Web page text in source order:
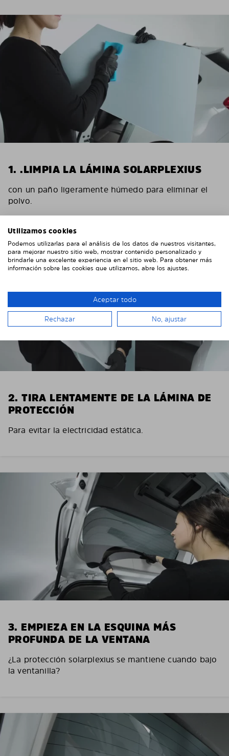
1. .LIMPIA LA LÁMINA SOLARPLEXIUS
con un paño ligeramente húmedo para eliminar el
polvo.
2. TIRA LENTAMENTE DE LA LÁMINA DE
PROTECCIÓN
Para evitar la electricidad estática.
3. EMPIEZA EN LA ESQUINA MÁS
PROFUNDA DE LA VENTANA
¿La protección solarplexius se mantiene cuando bajo
la ventanilla?
Utilizamos cookies
Podemos utilizarlas para el análisis de los datos de nuestros visitantes,
para mejorar nuestro sitio web, mostrar contenido personalizado y
brindarle una excelente experiencia en el sitio web. Para obtener más
información sobre las cookies que utilizamos, abre los ajustes.
Aceptar todo
Rechazar No, ajustar